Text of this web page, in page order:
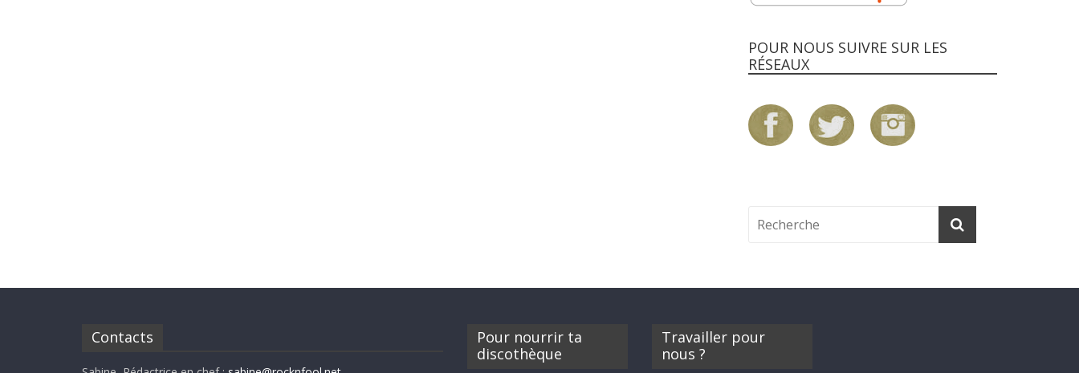
POUR NOUS SUIVRE SUR LES
RÉSEAUX
Contacts
Pour nourrir ta
discothèque
Travailler pour
nous ?